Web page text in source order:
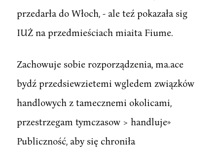
przedarła do Włoch, - ale teź pokazała sig
IUŻ na przedmieściach miaita Fiume.
Zachowuje sobie rozporządzenia, ma.ace
bydź przedsiewzietemi wgledem związków
handlowych z tamecznemi okolicami,
przestrzegam tymczasow > handluje»
Publiczność, aby się chroniła